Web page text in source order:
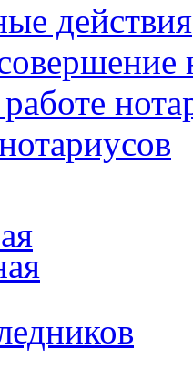
действия